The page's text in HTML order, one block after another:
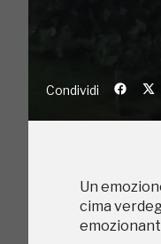
Condividi
Un
cima
Un
cima